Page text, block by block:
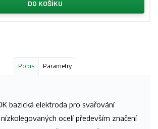
DO KOŠÍKU
Popis Parametry
bazická elektroda pro svařování
ocelí především značení